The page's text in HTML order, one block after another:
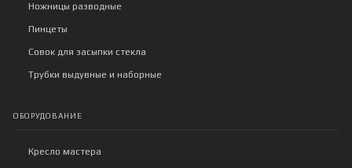
Ножницы разводные
Пинцеты
Совок для засыпки стекла
Трубки выдувные и наборные
ОБОРУДОВАНИЕ
Кресло мастера